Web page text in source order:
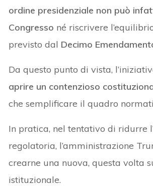
ordine presidenziale non può
Congresso né riscrivere
previsto dal Decimo
Da questo punto di vista,
aprire un contenzioso
che semplificare il quadro
In pratica, nel tentativo di ridurre
regolatoria, l’amministrazione
crearne una nuova, questa volta
istituzionale.